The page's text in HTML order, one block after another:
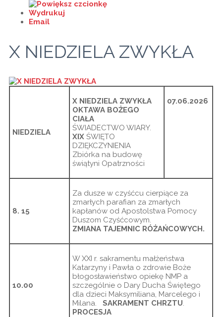
Wydrukuj
Email
X NIEDZIELA ZWYKŁA
NIEDZIELA
X NIEDZIELA ZWYKŁA
OKTAWA BOŻEGO
CIAŁA
ŚWIADECTWO WIARY.
XIX ŚWIĘTO
DZIĘKCZYNIENIA
Zbiórka na budowę
świątyni Opatrzności
07.06.2026
8. 15
Za dusze w czyśćcu cierpiące za
zmarłych parafian za zmarłych
kapłanów od Apostolstwa Pomocy
Duszom Czyśćcowym.
ZMIANA TAJEMNIC RÓŻAŃCOWYCH.
10.00
W XXI r. sakramentu małżeństwa
Katarzyny i Pawła o zdrowie Boże
błogosławieństwo opiekę NMP a
szczególnie o Dary Ducha Świętego
dla dzieci Maksymiliana, Marcelego i
Milana. SAKRAMENT CHRZTU.
PROCESJA